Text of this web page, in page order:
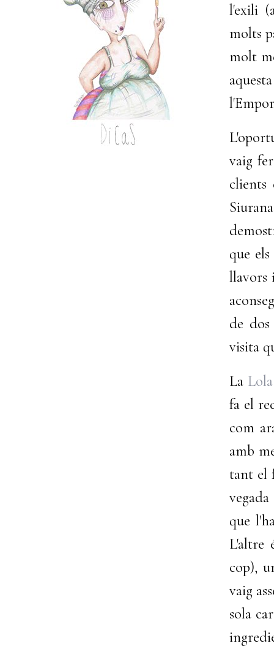
l'exili
molts
molt
vaig
que
llavors
de
visita
La
fa el
com
amb
tant el
que
L'altre
cop),
vaig
sola